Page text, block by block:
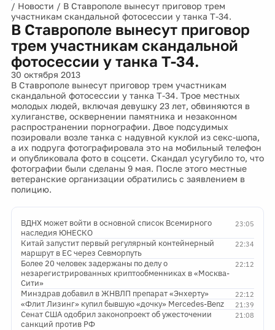
/ Новости / В Ставрополе вынесут приговор трем
участникам скандальной фотосессии у танка Т-34.
В Ставрополе вынесут приговор
трем участникам скандальной
фотосессии у танка Т-34.
30 октября 2013
В Ставрополе вынесут приговор трем участникам
скандальной фотосессии у танка Т-34. Трое местных
молодых людей, включая девушку 23 лет, обвиняются в
хулиганстве, осквернении памятника и незаконном
распространении порнографии. Двое подсудимых
позировали возле танка с надувной куклой из секс-шопа,
а их подруга фотографировала это на мобильный телефон
и опубликовала фото в соцсети. Скандал усугубило то, что
фотографии были сделаны 9 мая. После этого местные
ветеранские организации обратились с заявлением в
полицию.
23:05
ВДНХ может войти в основной список Всемирного
наследия ЮНЕСКО
22:34
Китай запустит первый регулярный контейнерный
маршрут в ЕС через Севморпуть
22:12
Более 20 человек задержаны по делу о
незарегистрированных криптообменниках в «Москва-
Сити»
22:12
Минздрав добавил в ЖНВЛП препарат «Энхерту»
21:39
«Флит Лизинг» купил бывшую «дочку» Mercedes-Benz
21:08
Сенат США одобрил законопроект об ужесточении
санкций против РФ